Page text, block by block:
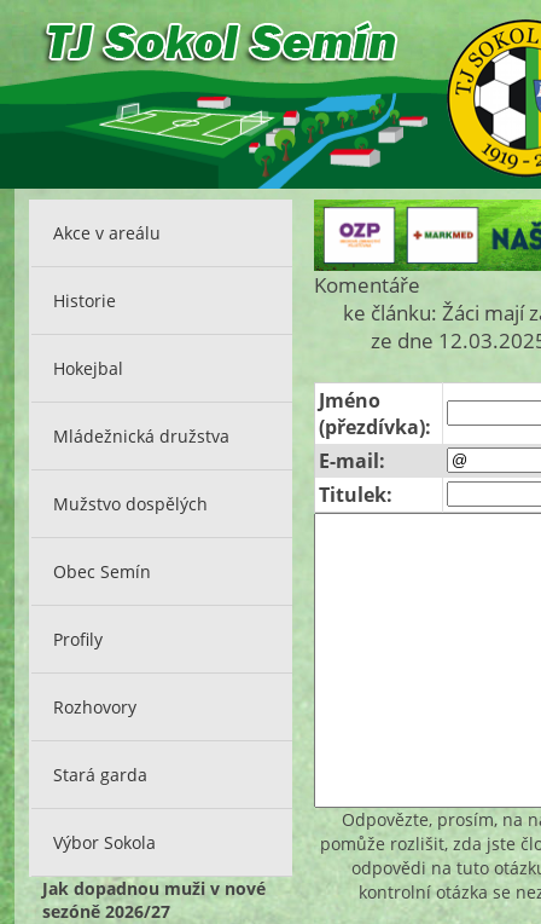
Akce v areálu
Historie
Hokejbal
Mládežnická družstva
Mužstvo dospělých
Obec Semín
Profily
Rozhovory
Stará garda
Výbor Sokola
Jak dopadnou muži v nové
sezóně 2026/27
Komentáře
ke článku: Žáci mají
ze dne
Jméno
(přezdívka):
E-mail:
Titulek:
Odpovězte, prosím, na
pomůže rozlišit, zda jste
odpovědi na tuto
kontrolní otázka se